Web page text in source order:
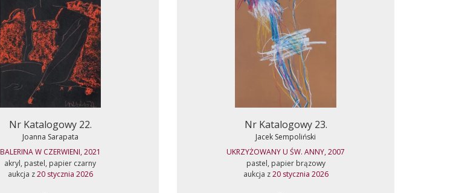
Nr Katalogowy 22.
Joanna Sarapata
BALERINA W CZERWIENI, 2021
akryl, pastel, papier czarny
aukcja z20 stycznia 2026
Nr Katalogowy 23.
Jacek Sempoliński
UKRZYŻOWANY U ŚW. ANNY, 2007
pastel, papier brązowy
aukcja z20 stycznia 2026